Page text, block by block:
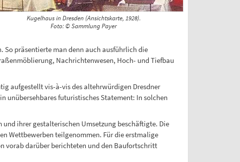
Kugelhaus in Dresden (Ansichtskarte, 1928).
Foto: © Sammlung Payer
So präsentierte man denn auch ausführlich die
Nachrichtenwesen, Hoch- und Tiefbau
aufgestellt vis-à-vis des altehrwürdigen Dresdner
unübersehbares futuristisches Statement: In solchen
ihrer gestalterischen Umsetzung beschäftigte. Die
Wettbewerben teilgenommen. Für die erstmalige
vorab darüber berichteten und den Baufortschritt